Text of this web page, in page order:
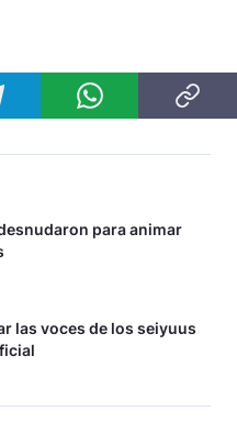
para animar
las voces de los seiyuus